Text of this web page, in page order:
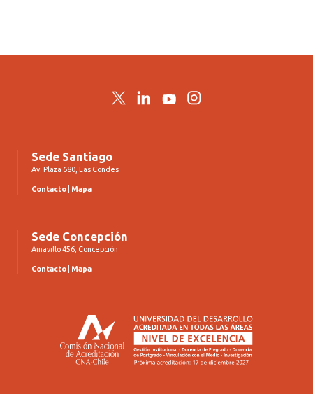
TwitterLinkedInYouTubeInstagram
Sede Santiago
Av. Plaza 680, Las Condes
Contacto Mapa
Sede Concepción
Ainavillo 456, Concepción
Contacto Mapa